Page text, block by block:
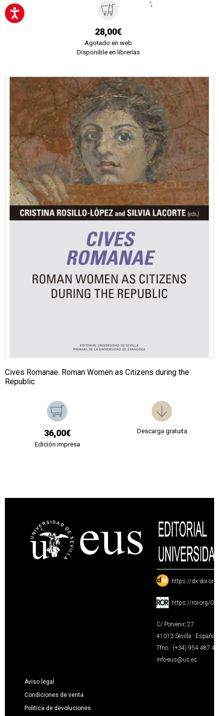
28,00€
Agotado en web
Disponible en librerías
';
Cives Romanae. Roman Women as Citizens during the
Republic
36,00€
Edición impresa
Descarga gratuita
: https://
: https://ror.org/
C/ Porvenir, 27
41013 Sevilla · España
Tfno.: (+34) 954 487
info-eus@us.es
Aviso legal
Condiciones de venta
Política de devoluciones